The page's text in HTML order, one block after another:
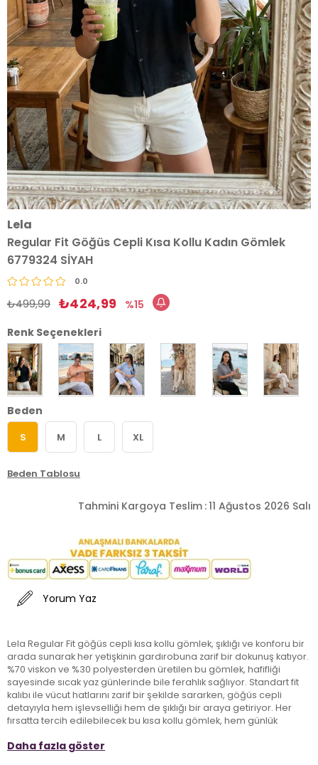
Lela
Regular Fit Göğüs Cepli Kısa Kollu Kadın Gömlek
6779324 SİYAH
0.0
₺499,99 ₺424,99
15
Renk Seçenekleri
Beden
S M L XL
Beden Tablosu
Tahmini Kargoya Teslim :11 Ağustos 2026 Salı
Yorum Yaz
Lela Regular Fit göğüs cepli kısa kollu gömlek, şıklığı ve konforu bir
arada sunarak her yetişkinin gardırobuna zarif bir dokunuş katıyor.
%70 viskon ve %30 polyesterden üretilen bu gömlek, hafifliği
sayesinde sıcak yaz günlerinde bile ferahlık sağlıyor. Standart fit
kalıbı ile vücut hatlarını zarif bir şekilde sararken, göğüs cepli
detayıyla hem işlevselliği hem de şıklığı bir araya getiriyor. Her
fırsatta tercih edilebilecek bu kısa kollu gömlek, hem günlük
tamamlayacak. Modern tasarımı ile dikkat çeken Lela gömlek, her
Daha fazla göster